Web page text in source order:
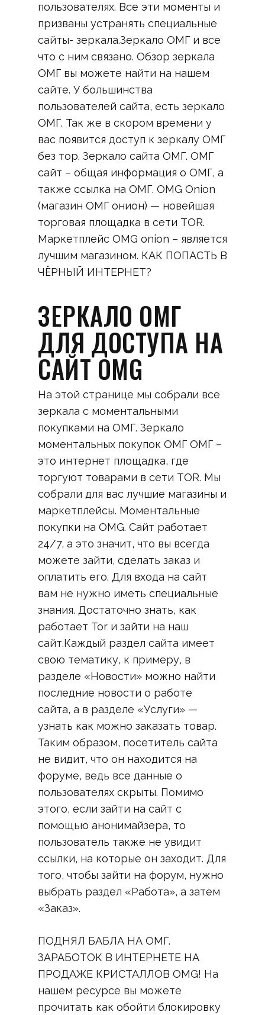
пользователях. Все эти моменты и
призваны устранять специальные
сайты- зеркала.Зеркало ОМГ и все
что с ним связано. Обзор зеркала
ОМГ вы можете найти на нашем
сайте. У большинства
пользователей сайта, есть зеркало
ОМГ. Так же в скором времени у
вас появится доступ к зеркалу ОМГ
без тор. Зеркало сайта ОМГ. ОМГ
сайт – общая информация о ОМГ, а
также ссылка на ОМГ. OMG Onion
(магазин ОМГ онион) — новейшая
торговая площадка в сети TOR.
Маркетплейс OMG onion – является
лучшим магазином. КАК ПОПАСТЬ В
ЧЁРНЫЙ ИНТЕРНЕТ?
ЗЕРКАЛО ОМГ
ДЛЯ ДОСТУПА НА
САЙТ OMG
На этой странице мы собрали все
зеркала с моментальными
покупками на ОМГ. Зеркало
моментальных покупок ОМГ ОМГ –
это интернет площадка, где
торгуют товарами в сети TOR. Мы
собрали для вас лучшие магазины и
маркетплейсы. Моментальные
покупки на OMG. Сайт работает
24/7, а это значит, что вы всегда
можете зайти, сделать заказ и
оплатить его. Для входа на сайт
вам не нужно иметь специальные
знания. Достаточно знать, как
работает Tor и зайти на наш
сайт.Каждый раздел сайта имеет
свою тематику, к примеру, в
разделе «Новости» можно найти
последние новости о работе
сайта, а в разделе «Услуги» —
узнать как можно заказать товар.
Таким образом, посетитель сайта
не видит, что он находится на
форуме, ведь все данные о
пользователях скрыты. Помимо
этого, если зайти на сайт с
помощью анонимайзера, то
пользователь также не увидит
ссылки, на которые он заходит. Для
того, чтобы зайти на форум, нужно
выбрать раздел «Работа», а затем
«Заказ».
ПОДНЯЛ БАБЛА НА ОМГ.
ЗАРАБОТОК В ИНТЕРНЕТЕ НА
ПРОДАЖЕ КРИСТАЛЛОВ OMG! На
нашем ресурсе вы можете
прочитать как обойти блокировку